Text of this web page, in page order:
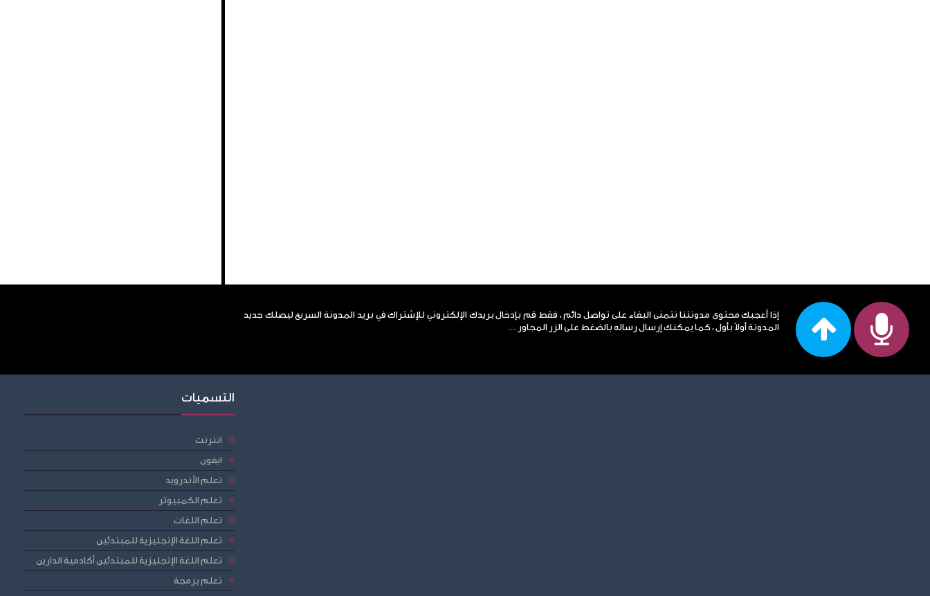
إذا أعجبك محتوى مدونتنا نتمنى البقاء على تواصل دائم ، فقط قم بإدخال بريدك الإلكتروني للإشتراك في بريد المدونة السريع ليصلك جديد
المدونة أولاً بأول ، كما يمكنك إرسال رساله بالضغط على الزر المجاور ...
التسميات
انترنت
ايفون
تعلم الأندرويد
تعلم الكمبيوتر
تعلم اللغات
تعلم اللغة الإنجليزية للمبتدئين
تعلم اللغة الإنجليزية للمبتدئين أكادمية الدارين
تعلم برمجة